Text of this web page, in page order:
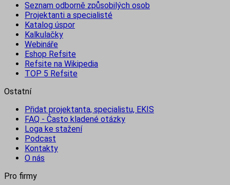
Seznam odborně způsobilých osob
Projektanti a specialisté
Katalog úspor
Kalkulačky
Webináře
Eshop Refsite
Refsite na Wikipedia
TOP 5 Refsite
Ostatní
Přidat projektanta, specialistu, EKIS
FAQ - Často kladené otázky
Loga ke stažení
Podcast
Kontakty
O nás
Pro firmy